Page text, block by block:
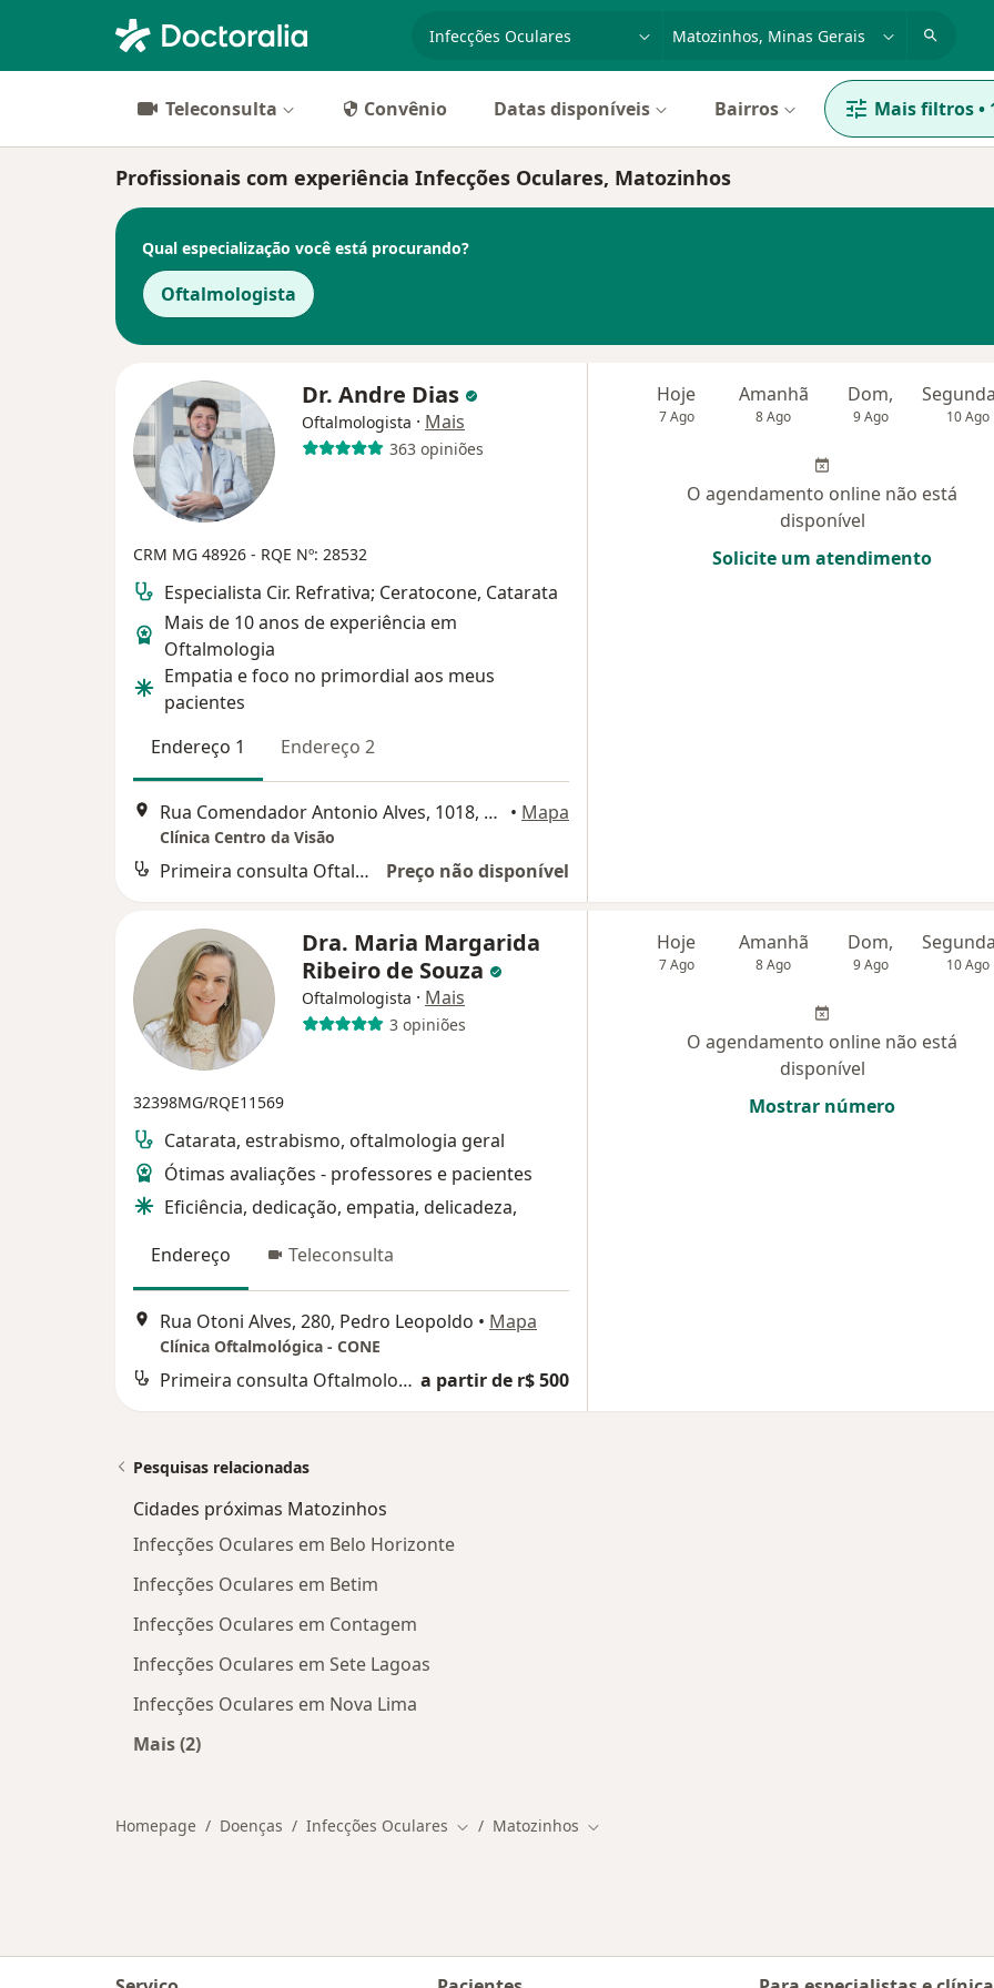
Teleconsulta Convênio Datas disponíveis Bairros Mais filtros•
Profissionais com experiência Infecções Oculares, Matozinhos
Qual especialização você está procurando?
Oftalmologista
Dr. Andre Dias
Oftalmologista · Mais
363 opiniões
CRM MG 48926 - RQE Nº: 28532
Especialista Cir. Refrativa; Ceratocone, Catarata
Mais de 10 anos de experiência em
Oftalmologia
Empatia e foco no primordial aos meus
pacientes
Endereço 1
Endereço 2
Rua Comendador Antonio Alves, 1018, Pedro Leopoldo • Mapa
Clínica Centro da Visão
Primeira consulta Oftalmologia Preço não disponível
Hoje
7 Ago
Amanhã
8 Ago
Dom,
9 Ago 10 Ago
O agendamento online não está
disponível
Solicite um atendimento
Dra. Maria Margarida
Ribeiro de Souza
Oftalmologista · Mais
3 opiniões
32398MG/RQE11569
Catarata, estrabismo, oftalmologia geral
Ótimas avaliações - professores e pacientes
Eficiência, dedicação, empatia, delicadeza,
Endereço
Teleconsulta
Rua Otoni Alves, 280, Pedro Leopoldo • Mapa
Clínica Oftalmológica - CONE
Primeira consulta Oftalmologia a partir de r$ 500
Hoje
7 Ago
Amanhã
8 Ago
Dom,
9 Ago 10 Ago
O agendamento online não está
disponível
Mostrar número
Pesquisas relacionadas
Cidades próximas Matozinhos
Infecções Oculares em Belo Horizonte
Infecções Oculares em Betim
Infecções Oculares em Contagem
Infecções Oculares em Sete Lagoas
Infecções Oculares em Nova Lima
Mais (2)
Homepage Doenças Infecções Oculares Mudar de cidade
Matozinhos Mudar de cidade